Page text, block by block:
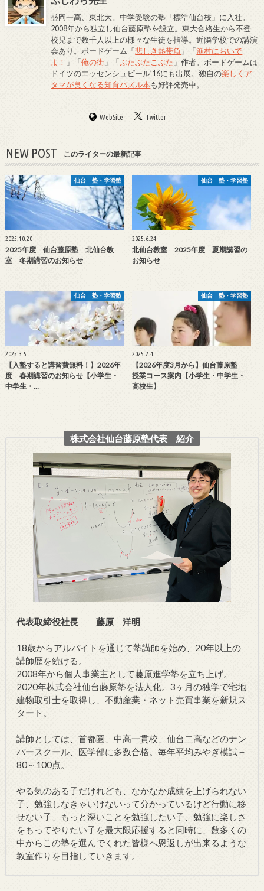
盛岡一高、東北大。中学受験の塾「標準仙台校」に入社。
2008年から独立し仙台藤原塾を設立。東大合格生から不登
校児まで数千人以上の様々な生徒を指導。近隣学校での講演
会あり。ボードゲーム「悲しき熱帯魚 」「漁村においで
よ！ 」「俺の街 」「ぶたぶたこぶた 」作者。ボードゲームは
ドイツのエッセンシュピール’16にも出展。独自の楽しくア
タマが良くなる知育パズル本も好評発売中。
WebSite Twitter
NEW POST このライターの最新記事
仙台 塾・学習塾
2025.10.20
2025年度 仙台藤原塾 北仙台教
室 冬期講習のお知らせ
仙台 塾・学習塾
2025.6.24
北仙台教室 2025年度 夏期講習の
お知らせ
仙台 塾・学習塾
2025.3.5
【入塾すると講習費無料！】2026年
度 春期講習のお知らせ【小学生・
中学生・…
仙台 塾・学習塾
2025.2.4
【2026年度3月から】仙台藤原塾
授業コース案内【小学生・中学生・
高校生】
株式会社仙台藤原塾代表 紹介
代表取締役社長 藤原 洋明
18歳からアルバイトを通じて塾講師を始め、20年以上の
講師歴を続ける。
2008年から個人事業主として藤原進学塾を立ち上げ。
2020年株式会社仙台藤原塾を法人化。3ヶ月の独学で宅地
建物取引士を取得し、不動産業・ネット売買事業を新規ス
タート。
講師としては、首都圏、中高一貫校、仙台二高などのナン
バースクール、医学部に多数合格。毎年平均みやぎ模試＋
80～100点。
やる気のある子だけれども、なかなか成績を上げられない
子、勉強しなきゃいけないって分かっているけど行動に移
せない子、もっと深いことを勉強したい子、勉強に楽しさ
をもってやりたい子を最大限応援すると同時に、数多くの
中からこの塾を選んでくれた皆様へ恩返しが出来るような
教室作りを目指していきます。